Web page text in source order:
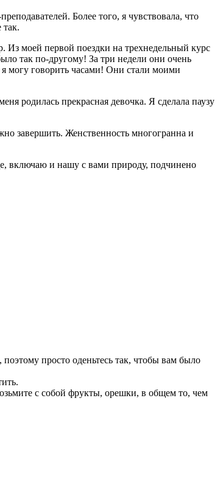
Более того, я чувствовала, что
моей первой поездки на трехнедельный курс
так по-другому! За три недели они очень
могу говорить часами! Они стали моими
родилась прекрасная девочка. Я сделала паузу
завершить. Женственность многогранна и
включаю и нашу с вами природу, подчинено
просто оденьтесь так, чтобы вам было
с собой фрукты, орешки, в общем то, чем